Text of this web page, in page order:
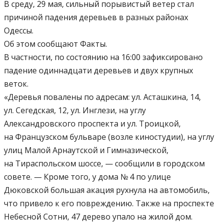
В среду, 29 мая, сильный порывистый ветер стал
причиной падения деревьев в разных районах
Одессы.
Об этом сообщают Факты.
В частности, по состоянию на 16:00 зафиксировано
падение одиннадцати деревьев и двух крупных
веток.
«Деревья повалены по адресам: ул. Асташкина, 14,
ул. Сегедская, 12, ул. Инглези, на углу
Александровского проспекта и ул. Троицкой,
на Французском бульваре (возле киностудии), на углу
улиц Малой Арнаутской и Гимназической,
на Тираспольском шоссе, — сообщили в городском
совете. — Кроме того, у дома № 4 по улице
Дюковской большая акация рухнула на автомобиль,
что привело к его повреждению. Также на проспекте
Небесной Сотни, 47 дерево упало на жилой дом.